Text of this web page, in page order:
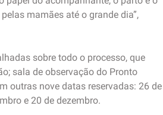
mamães até o grande dia”,
sobre todo o processo, que
sala de observação do Pronto
outras nove datas reservadas: 26 de
e 20 de dezembro.